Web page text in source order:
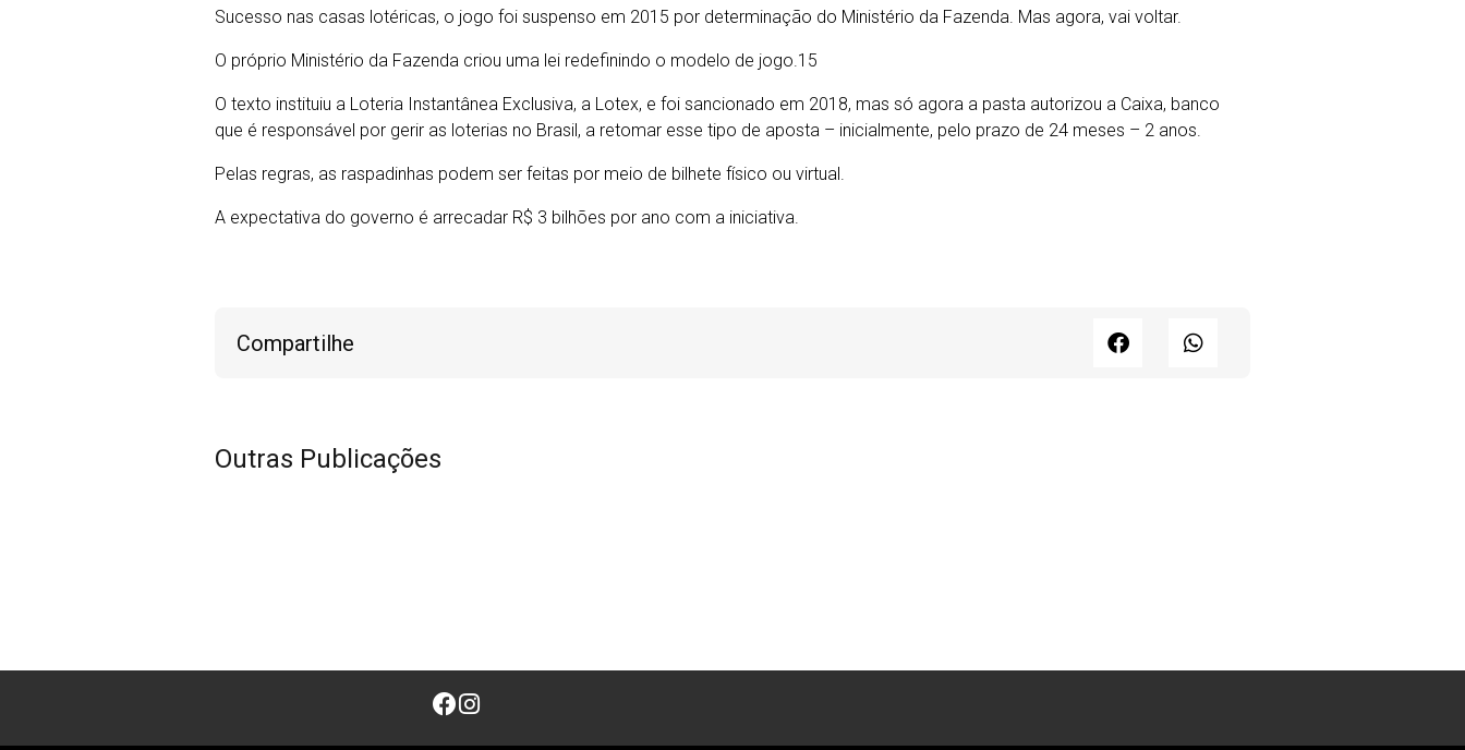
Sucesso nas casas lotéricas, o jogo foi suspenso em 2015 por determinação do Ministério da Fazenda. Mas agora, vai voltar.
O próprio Ministério da Fazenda criou uma lei redefinindo o modelo de jogo.15
O texto instituiu a Loteria Instantânea Exclusiva, a Lotex, e foi sancionado em 2018, mas só agora a pasta autorizou a Caixa, banco
que é responsável por gerir as loterias no Brasil, a retomar esse tipo de aposta – inicialmente, pelo prazo de 24 meses – 2 anos.
Pelas regras, as raspadinhas podem ser feitas por meio de bilhete físico ou virtual.
A expectativa do governo é arrecadar R$ 3 bilhões por ano com a iniciativa.
Compartilhe
Outras Publicações